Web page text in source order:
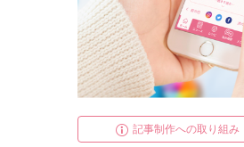
記事制作への取り組み